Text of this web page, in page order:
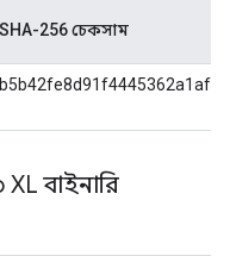
SHA-256 চেকসাম
বাইনারি